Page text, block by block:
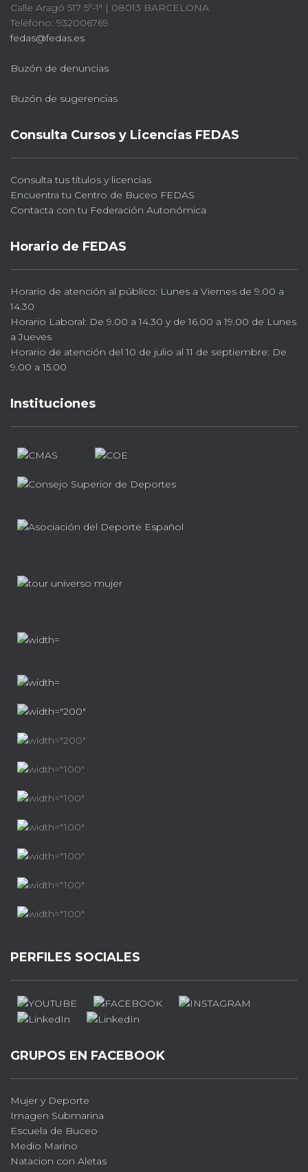
Calle Aragó 517 5º-1ª | 08013 BARCELONA
Teléfono: 932006769
fedas@fedas.es
Buzón de denuncias
Buzón de sugerencias
Consulta Cursos y Licencias FEDAS
Consulta tus títulos y licencias
Encuentra tu Centro de Buceo FEDAS
Contacta con tu Federación Autonómica
Horario de FEDAS
Horario de atención al público: Lunes a Viernes de 9.00 a
14.30
Horario Laboral: De 9.00 a 14.30 y de 16.00 a 19.00 de Lunes
a Jueves
Horario de atención del 10 de julio al 11 de septiembre: De
9.00 a 15.00
Instituciones
PERFILES SOCIALES
GRUPOS EN FACEBOOK
Mujer y Deporte
Imagen Submarina
Escuela de Buceo
Medio Marino
Natacion con Aletas